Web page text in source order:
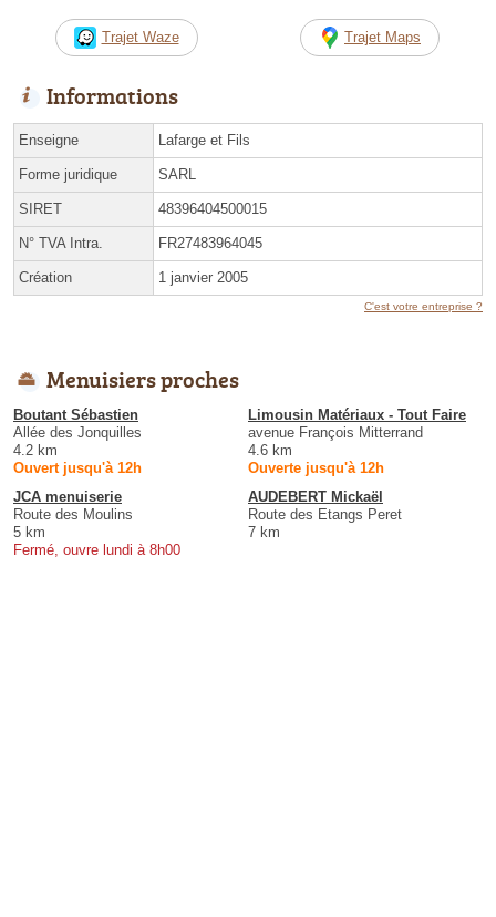
Trajet Waze Trajet Maps
Informations
Enseigne Lafarge et Fils
Forme juridique SARL
SIRET 48396404500015
N° TVA Intra. FR27483964045
Création 1 janvier 2005
C'est votre entreprise ?
Menuisiers proches
Boutant Sébastien
Allée des Jonquilles
4.2 km
Ouvert jusqu'à 12h
Limousin Matériaux - Tout Faire
avenue François Mitterrand
4.6 km
Ouverte jusqu'à 12h
JCA menuiserie
Route des Moulins
5 km
Fermé, ouvre lundi à 8h00
AUDEBERT Mickaël
Route des Etangs Peret
7 km